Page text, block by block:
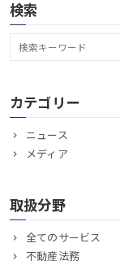
検索
カテゴリー
ニュース
メディア
取扱分野
全てのサービス
不動産法務